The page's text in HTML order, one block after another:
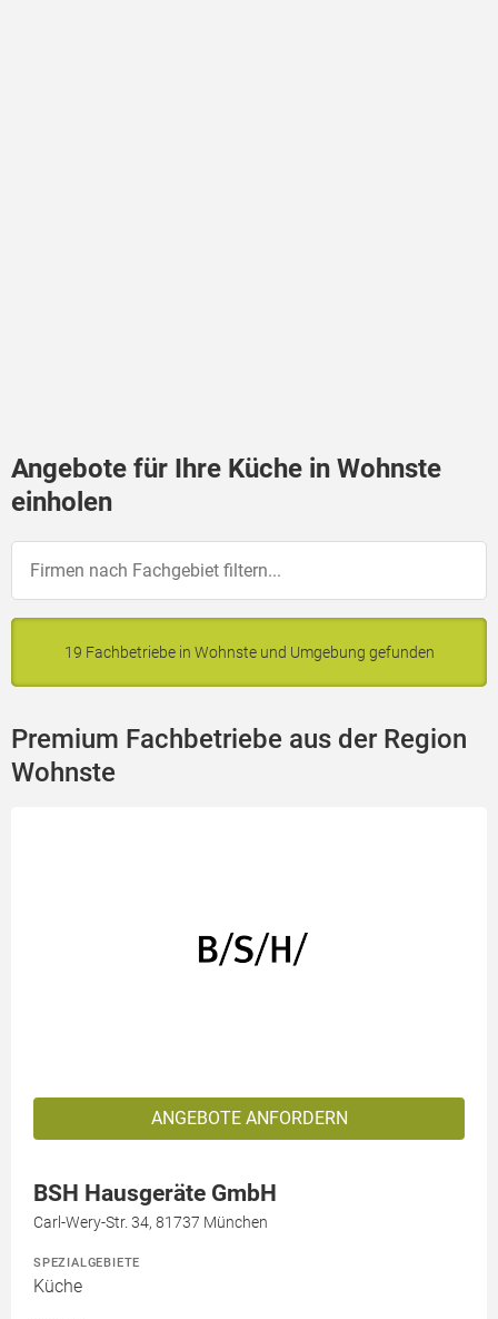
Angebote für Ihre Küche in Wohnste
einholen
19 Fachbetriebe in Wohnste und Umgebung gefunden
Premium Fachbetriebe aus der Region
Wohnste
ANGEBOTE ANFORDERN
BSH Hausgeräte GmbH
Carl-Wery-Str. 34, 81737 München
SPEZIALGEBIETE
Küche